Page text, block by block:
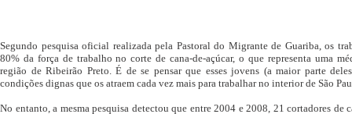
Segundo pesquisa oficial realizada pela Pastoral do Migrante de Guariba, os
80% da força de trabalho no corte de cana-de-açúcar, o que representa uma
região de Ribeirão Preto. É de se pensar que esses jovens (a maior parte
condições dignas que os atraem cada vez mais para trabalhar no interior de São
No entanto, a mesma pesquisa detectou que entre 2004 e 2008, 21 cortadores de